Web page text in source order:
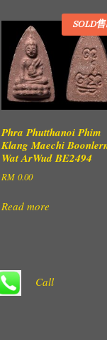
SOLD
Phra Phutthanoi Phim
Klang Maechi
Wat ArWud BE2494
RM0.00
Read more
Call